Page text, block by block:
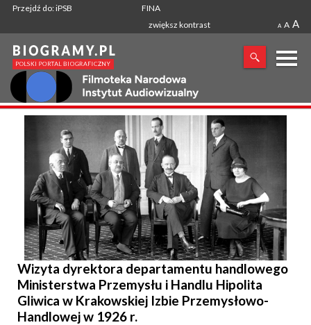
Przejdź do: iPSB
FINA
zwiększ kontrast
A A A
X
SZUKANA FRAZA
Wizyta dyrektora departamentu handlowego
Ministerstwa Przemysłu i Handlu Hipolita
Gliwica w Krakowskiej Izbie Przemysłowo-
Handlowej w 1926 r.